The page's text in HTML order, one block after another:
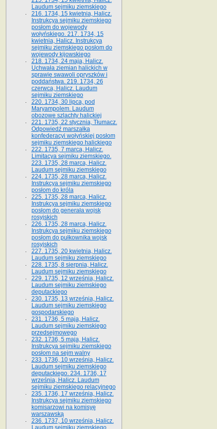
Laudum sejmiku ziemskiego
216. 1734, 15 kwietnia, Halicz.
Instrukcya sejmiku ziemskiego
posłom do wojewody
wołyńskiego. 217. 1734, 15
kwietnia, Halicz. Instrukcya
sejmiku ziemskiego posłom do
wojewody kijowskiego
218. 1734, 24 maja, Halicz.
Uchwała ziemian halickich w
sprawie swawoli opryszków i
poddaństwa. 219. 1734, 26
czerwca, Halicz. Laudum
sejmiku ziemskiego
220. 1734, 30 lipca, pod
Maryampolem. Laudum
obozowe szlachty halickiej
221. 1735, 22 stycznia, Tłumacz.
Odpowiedź marszałka
konfederacyi wołyńskiej posłom
sejmiku ziemskiego halickiego
222. 1735, 7 marca, Halicz.
Limitacya sejmiku ziemskiego.
223. 1735, 28 marca, Halicz.
Laudum sejmiku ziemskiego
224. 1735, 28 marca, Halicz.
Instrukcya sejmiku ziemskiego
posłom do króla
225. 1735, 28 marca, Halicz.
Instrukcya sejmiku ziemskiego
posłom do generała wojsk
rosyjskich
226. 1735, 28 marca, Halicz.
Instrukcya sejmiku ziemskiego
posłom do pułkownika wojsk
rosyjskich
227. 1735, 20 kwietnia, Halicz.
Laudum sejmiku ziemskiego
228. 1735, 8 sierpnia, Halicz.
Laudum sejmiku ziemskiego
229. 1735, 12 września, Halicz.
Laudum sejmiku ziemskiego
deputackiego
230. 1735, 13 września, Halicz.
Laudum sejmiku ziemskiego
gospodarskiego
231. 1736, 5 maja, Halicz.
Laudum sejmiku ziemskiego
przedsejmowego
232. 1736, 5 maja, Halicz.
Instrukcya sejmiku ziemskiego
posłom na sejm walny
233. 1736, 10 września, Halicz.
Laudum sejmiku ziemskiego
deputackiego. 234. 1736, 17
września, Halicz. Laudum
sejmiku ziemskiego relacyjnego
235. 1736, 17 września, Halicz.
Instrukcya sejmiku ziemskiego
komisarzowi na komisyę
warszawską
236. 1737, 10 września, Halicz.
Laudum sejmiku ziemskiego